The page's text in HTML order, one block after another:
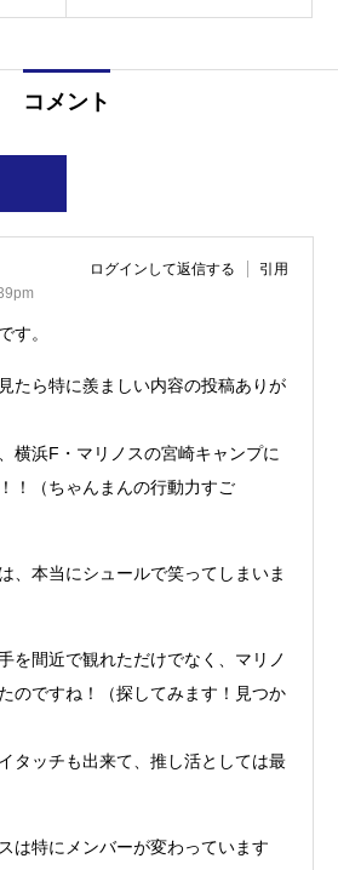
コメント
ログインして返信する 引用
す。
たら特に羨ましい内容の投稿ありが
横浜F・マリノスの宮崎キャンプに
！（ちゃんまんの行動力すご
、本当にシュールで笑ってしまいま
を間近で観れただけでなく、マリノ
のですね！（探してみます！見つか
タッチも出来て、推し活としては最
は特にメンバーが変わっています